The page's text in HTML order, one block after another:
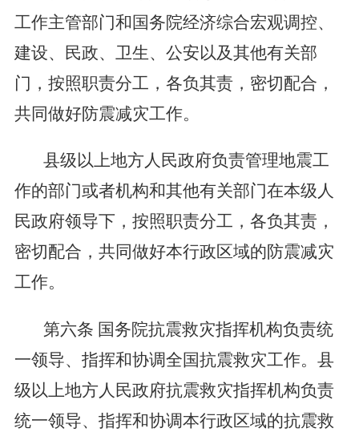
工作主管部门和国务院经济综合宏观调控、
建设、民政、卫生、公安以及其他有关部
门，按照职责分工，各负其责，密切配合，
共同做好防震减灾工作。
县级以上地方人民政府负责管理地震工
作的部门或者机构和其他有关部门在本级人
民政府领导下，按照职责分工，各负其责，
密切配合，共同做好本行政区域的防震减灾
工作。
第六条 国务院抗震救灾指挥机构负责统
一领导、指挥和协调全国抗震救灾工作。县
级以上地方人民政府抗震救灾指挥机构负责
统一领导、指挥和协调本行政区域的抗震救